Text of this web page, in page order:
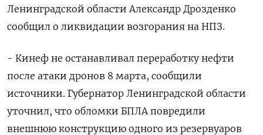
Ленинградской области Александр Дрозденко
сообщил о ликвидации возгорания на НПЗ.
- Кинеф не останавливал переработку нефти
после атаки дронов 8 марта, сообщили
источники. Губернатор Ленинградской области
уточнил, что обломки БПЛА повредили
внешнюю конструкцию одного из резервуаров